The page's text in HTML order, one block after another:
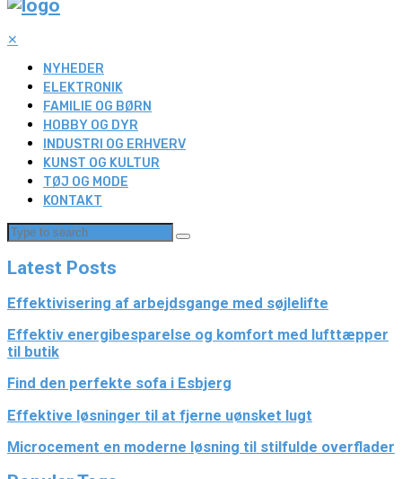
✕
NYHEDER
ELEKTRONIK
FAMILIE OG BØRN
HOBBY OG DYR
INDUSTRI OG ERHVERV
KUNST OG KULTUR
TØJ OG MODE
KONTAKT
Latest Posts
Effektivisering af arbejdsgange med søjlelifte
Effektiv energibesparelse og komfort med lufttæpper
til butik
Find den perfekte sofa i Esbjerg
Effektive løsninger til at fjerne uønsket lugt
Microcement en moderne løsning til stilfulde overflader